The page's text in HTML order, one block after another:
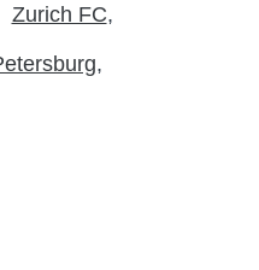
Zurich FC